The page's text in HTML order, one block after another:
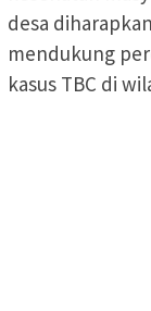
desa
mendukung
kasus TBC di